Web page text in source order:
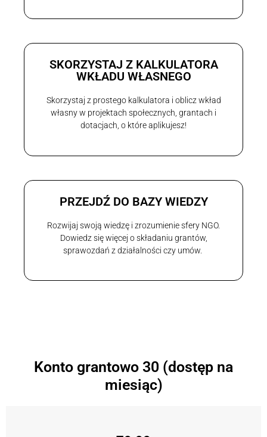
SKORZYSTAJ Z KALKULATORA
WKŁADU WŁASNEGO
Skorzystaj z prostego kalkulatora i oblicz wkład
własny w projektach społecznych, grantach i
dotacjach, o które aplikujesz!
PRZEJDŹ DO BAZY WIEDZY
Rozwijaj swoją wiedzę i zrozumienie sfery NGO.
Dowiedz się więcej o składaniu grantów,
sprawozdań z działalności czy umów.
Konto grantowo 30 (dostęp na
miesiąc)